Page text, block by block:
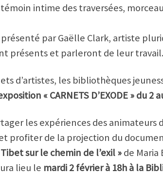
intime des traversées,
par Gaëlle Clark, artiste
présents et parleront de leur travail.
d’artistes, les bibliothèques
« CARNETS D’EXODE » du 2
les expériences des animateurs
profiter de la projection du
sur le chemin de l’exil »de
lieu le mardi 2 février à 18h à la